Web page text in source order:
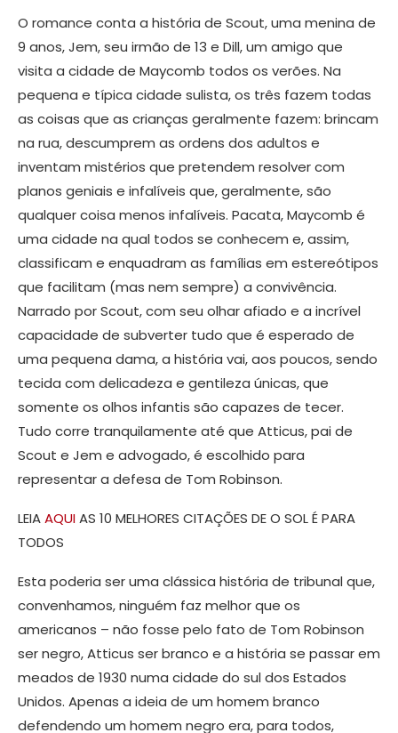
O romance conta a história de Scout, uma menina de
9 anos, Jem, seu irmão de 13 e Dill, um amigo que
visita a cidade de Maycomb todos os verões. Na
pequena e típica cidade sulista, os três fazem todas
as coisas que as crianças geralmente fazem: brincam
na rua, descumprem as ordens dos adultos e
inventam mistérios que pretendem resolver com
planos geniais e infalíveis que, geralmente, são
qualquer coisa menos infalíveis. Pacata, Maycomb é
uma cidade na qual todos se conhecem e, assim,
classificam e enquadram as famílias em estereótipos
que facilitam (mas nem sempre) a convivência.
Narrado por Scout, com seu olhar afiado e a incrível
capacidade de subverter tudo que é esperado de
uma pequena dama, a história vai, aos poucos, sendo
tecida com delicadeza e gentileza únicas, que
somente os olhos infantis são capazes de tecer.
Tudo corre tranquilamente até que Atticus, pai de
Scout e Jem e advogado, é escolhido para
representar a defesa de Tom Robinson.
LEIAAQUIAS 10 MELHORES CITAÇÕES DE O SOL É PARA
TODOS
Esta poderia ser uma clássica história de tribunal que,
convenhamos, ninguém faz melhor que os
americanos – não fosse pelo fato de Tom Robinson
ser negro, Atticus ser branco e a história se passar em
meados de 1930 numa cidade do sul dos Estados
Unidos. Apenas a ideia de um homem branco
defendendo um homem negro era, para todos,